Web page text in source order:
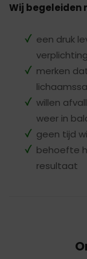
Wij begeleiden
een druk
merken
willen
weer in
geen tijd
behoefte
resultaat